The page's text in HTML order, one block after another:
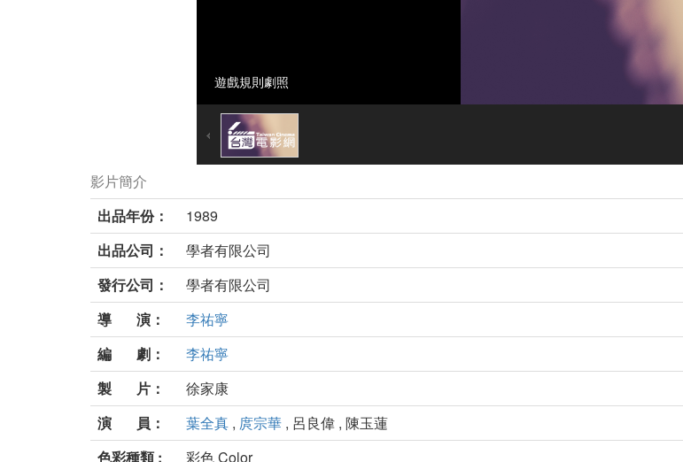
遊戲規則劇照
影片簡介
出品年份：
1989
出品公司：
學者有限公司
發行公司：
學者有限公司
導 演：
李祐寧
編 劇：
李祐寧
製 片：
徐家康
演 員：
葉全真 , 庹宗華 , 呂良偉 , 陳玉蓮
色彩種類 :
彩色 Color